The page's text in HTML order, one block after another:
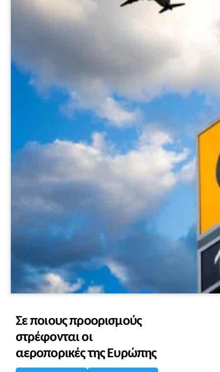
Σε ποιους προορισμούς
στρέφονται οι
αεροπορικές της Ευρώπης